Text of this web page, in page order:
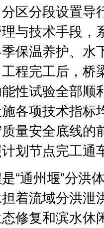
区分段设置导
与技术手段，
保温养护、水
程完工后，桥
性试验全部顺
各项技术指标
量安全底线的
划节点完工通
通州堰”分洪
着流域分洪泄
修复和滨水休